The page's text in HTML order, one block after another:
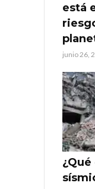
está
junio 26,